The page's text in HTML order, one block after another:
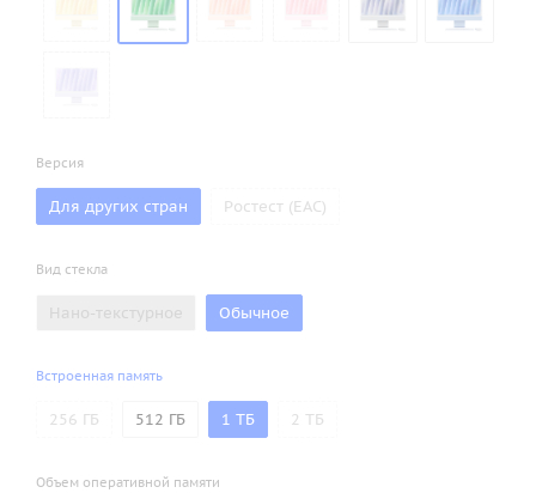
Версия
Для других стран Ростест (ЕАС)
Вид стекла
Нано-текстурное Обычное
Встроенная память
256 ГБ 512 ГБ 1 ТБ 2 ТБ
Объем оперативной памяти